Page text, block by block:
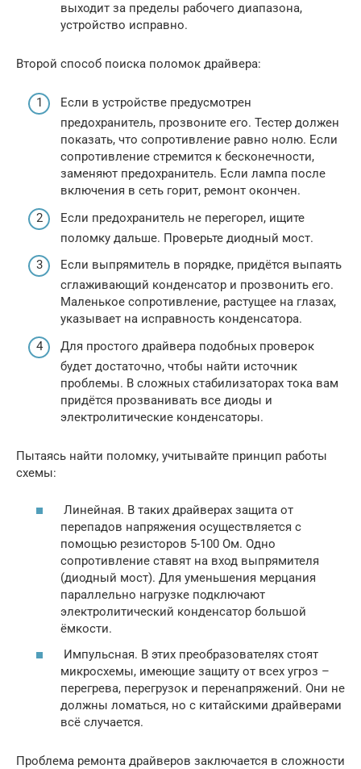
выходит за пределы рабочего диапазона,
устройство исправно.
Второй способ поиска поломок драйвера:
Если в устройстве предусмотрен
предохранитель, прозвоните его. Тестер должен
показать, что сопротивление равно нолю. Если
сопротивление стремится к бесконечности,
заменяют предохранитель. Если лампа после
включения в сеть горит, ремонт окончен.
Если предохранитель не перегорел, ищите
поломку дальше. Проверьте диодный мост.
Если выпрямитель в порядке, придётся выпаять
сглаживающий конденсатор и прозвонить его.
Маленькое сопротивление, растущее на глазах,
указывает на исправность конденсатора.
Для простого драйвера подобных проверок
будет достаточно, чтобы найти источник
проблемы. В сложных стабилизаторах тока вам
придётся прозванивать все диоды и
электролитические конденсаторы.
Пытаясь найти поломку, учитывайте принцип работы
схемы:
Линейная. В таких драйверах защита от
перепадов напряжения осуществляется с
помощью резисторов 5-100 Ом. Одно
сопротивление ставят на вход выпрямителя
(диодный мост). Для уменьшения мерцания
параллельно нагрузке подключают
электролитический конденсатор большой
ёмкости.
Импульсная. В этих преобразователях стоят
микросхемы, имеющие защиту от всех угроз –
перегрева, перегрузок и перенапряжений. Они не
должны ломаться, но с китайскими драйверами
всё случается.
Проблема ремонта драйверов заключается в сложности